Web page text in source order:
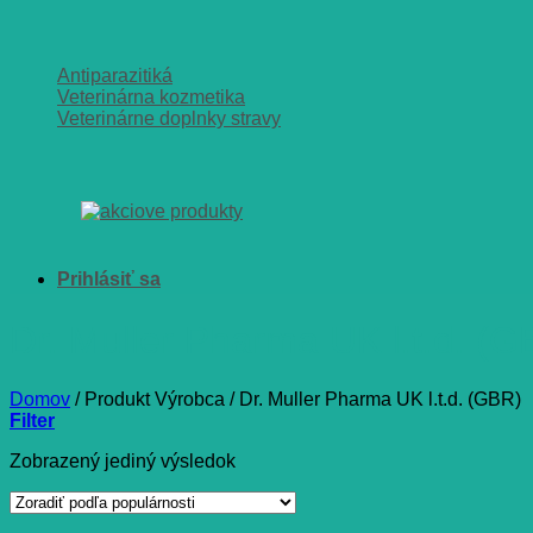
Antiparazitiká
Veterinárna kozmetika
Veterinárne doplnky stravy
Domov /Produkt Výrobca /Dr. Muller Pharma UK l.t.d. (GBR)
Filter
Zobrazený jediný výsledok